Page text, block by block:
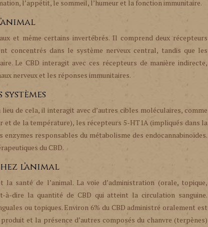
l’appétit, le sommeil, l’humeur et la fonction immunitaire.
et même certains invertébrés. Il comprend deux récepteurs
concentrés dans le système nerveux central, tandis que les
Le CBD interagit avec ces récepteurs de manière indirecte,
nerveux et les réponses immunitaires.
de cela, il interagit avec d’autres cibles moléculaires, comme
de la température), les récepteurs 5-HT1A (impliqués dans la
responsables du métabolisme des endocannabinoïdes.
du CBD.
l’animal
santé de l’animal. La voie d’administration (orale, topique,
à-dire la quantité de CBD qui atteint la circulation sanguine.
ou topiques. Environ 6% du CBD administré oralement est
et la présence d’autres composés du chanvre (terpènes)